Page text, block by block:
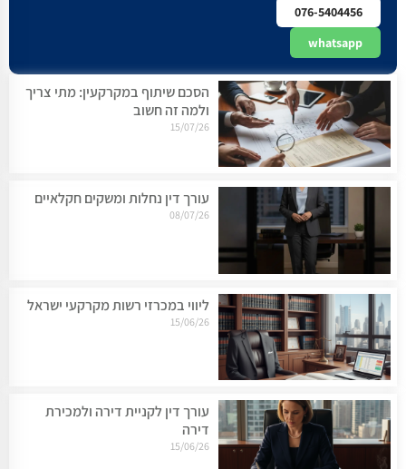
076-5404456
whatsapp
הסכם שיתוף במקרקעין: מתי צריך
ולמה זה חשוב
15/07/26
עורך דין נחלות ומשקים חקלאיים
08/07/26
ליווי במכרזי רשות מקרקעי ישראל
15/06/26
עורך דין לקניית דירה ולמכירת
דירה
15/06/26